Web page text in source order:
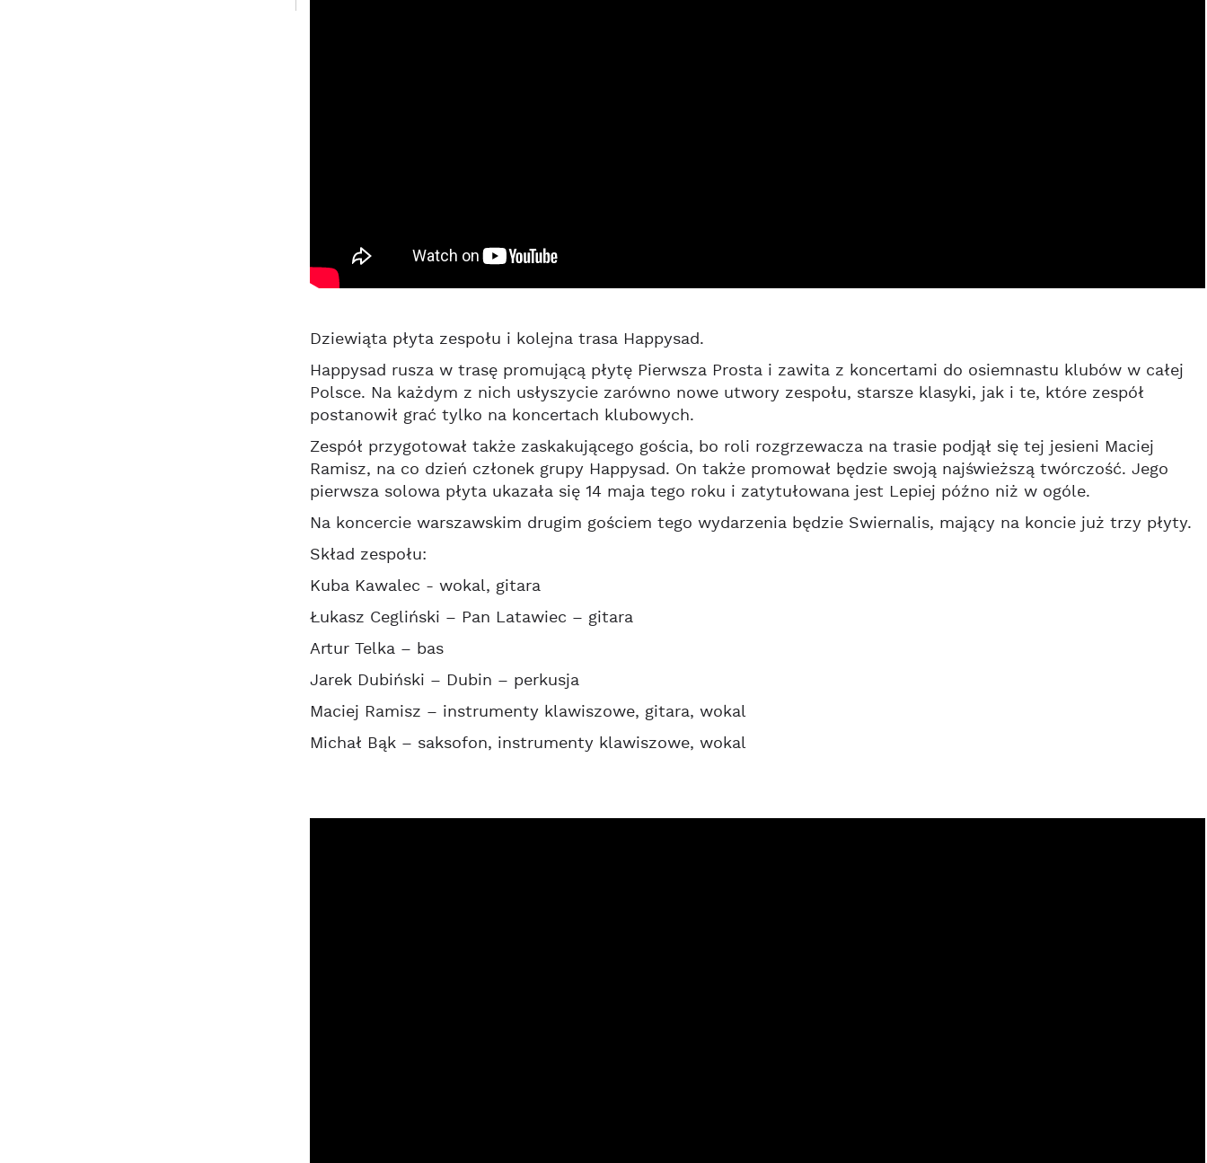
Dziewiąta płyta zespołu i kolejna trasa Happysad.
Happysad rusza w trasę promującą płytę Pierwsza Prosta i zawita z koncertami do osiemnastu klubów w całej
Polsce. Na każdym z nich usłyszycie zarówno nowe utwory zespołu, starsze klasyki, jak i te, które zespół
postanowił grać tylko na koncertach klubowych.
Zespół przygotował także zaskakującego gościa, bo roli rozgrzewacza na trasie podjął się tej jesieni Maciej
Ramisz, na co dzień członek grupy Happysad. On także promował będzie swoją najświeższą twórczość. Jego
pierwsza solowa płyta ukazała się 14 maja tego roku i zatytułowana jest Lepiej późno niż w ogóle.
Na koncercie warszawskim drugim gościem tego wydarzenia będzie Swiernalis, mający na koncie już trzy płyty.
Skład zespołu:
Kuba Kawalec - wokal, gitara
Łukasz Cegliński – Pan Latawiec – gitara
Artur Telka – bas
Jarek Dubiński – Dubin – perkusja
Maciej Ramisz – instrumenty klawiszowe, gitara, wokal
Michał Bąk – saksofon, instrumenty klawiszowe, wokal